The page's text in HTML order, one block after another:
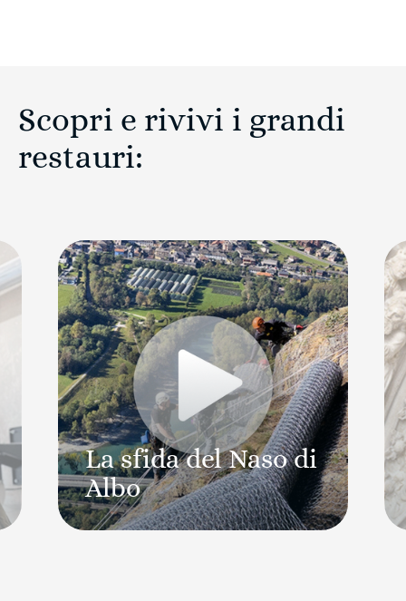
Scopri e rivivi i grandi
restauri:
La sfida del Naso di
Albo